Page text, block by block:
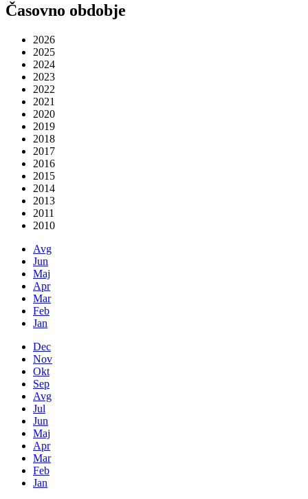
Časovno obdobje
2026
2025
2024
2023
2022
2021
2020
2019
2018
2017
2016
2015
2014
2013
2011
2010
Avg
Jun
Maj
Apr
Mar
Feb
Jan
Dec
Nov
Okt
Sep
Avg
Jul
Jun
Maj
Apr
Mar
Feb
Jan